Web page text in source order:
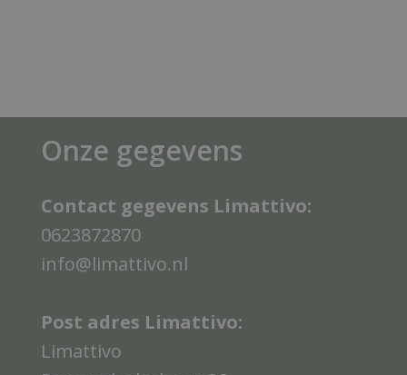
Onze gegevens
Contact gegevens Limattivo:
0623872870
info@limattivo.nl
Post adres Limattivo:
Limattivo